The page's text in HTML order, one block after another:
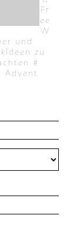
Fr
ee
W
und
zu
#
Advent